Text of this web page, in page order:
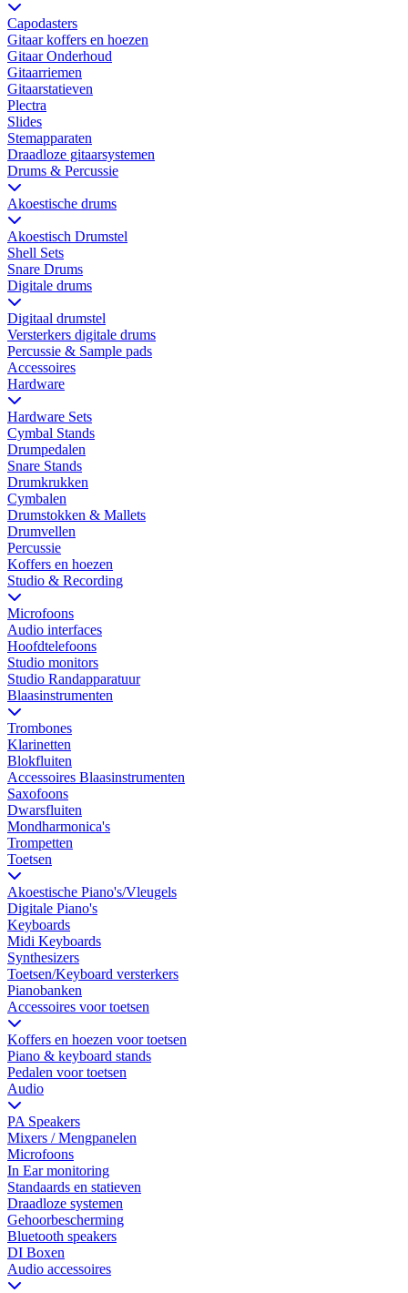
Capodasters
Gitaar koffers en hoezen
Gitaar Onderhoud
Gitaarriemen
Gitaarstatieven
Plectra
Slides
Stemapparaten
Draadloze gitaarsystemen
Drums & Percussie
Akoestische drums
Akoestisch Drumstel
Shell Sets
Snare Drums
Digitale drums
Digitaal drumstel
Versterkers digitale drums
Percussie & Sample pads
Accessoires
Hardware
Hardware Sets
Cymbal Stands
Drumpedalen
Snare Stands
Drumkrukken
Cymbalen
Drumstokken & Mallets
Drumvellen
Percussie
Koffers en hoezen
Studio & Recording
Microfoons
Audio interfaces
Hoofdtelefoons
Studio monitors
Studio Randapparatuur
Blaasinstrumenten
Trombones
Klarinetten
Blokfluiten
Accessoires Blaasinstrumenten
Saxofoons
Dwarsfluiten
Mondharmonica's
Trompetten
Toetsen
Akoestische Piano's/Vleugels
Digitale Piano's
Keyboards
Midi Keyboards
Synthesizers
Toetsen/Keyboard versterkers
Pianobanken
Accessoires voor toetsen
Koffers en hoezen voor toetsen
Piano & keyboard stands
Pedalen voor toetsen
Audio
PA Speakers
Mixers / Mengpanelen
Microfoons
In Ear monitoring
Standaards en statieven
Draadloze systemen
Gehoorbescherming
Bluetooth speakers
DI Boxen
Audio accessoires